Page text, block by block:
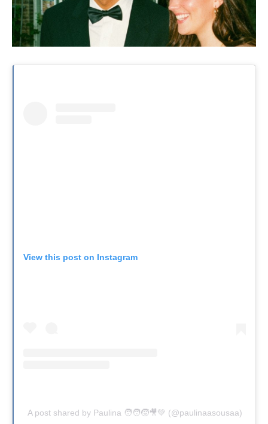
View this post on Instagram
A post shared by Paulina 🧑‍🧑‍🧒🎥💚 (@paulinaasousaa)